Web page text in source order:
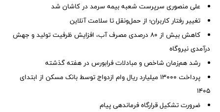
علی منصوری سرپرست شعبه بیمه سرمد در کاشان شد
تغییر رفتار کاربران؛ از حمل‌ونقل تا سلامت آنلاین
کاهش بیش از ۸۰ درصدی مصرف آب، افزایش ظرفیت تولید و جهش
درآمدی نیروگاه
رشد هم‌زمان شاخص و مبادلات فرابورس در هفته گذشته
پرداخت ۱۳۰۰۰ میلیارد ریال وام ازدواج توسط بانک مسکن از ابتدای
۱۴۰۵
ضرورت تشكیل قرارگاه فرماندهی پیام